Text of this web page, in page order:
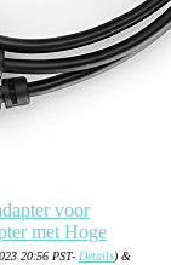
voor
met Hoge
20:56 PST- Details) &